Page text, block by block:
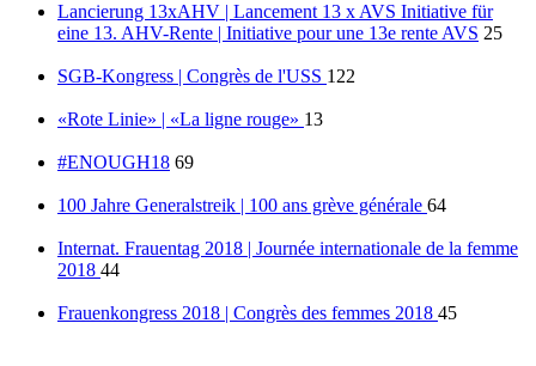
Lancierung 13xAHV | Lancement 13 x AVS Initiative für
eine 13. AHV-Rente | Initiative pour une 13e rente AVS 25
SGB-Kongress | Congrès de l'USS 122
«Rote Linie» | «La ligne rouge» 13
#ENOUGH18 69
100 Jahre Generalstreik | 100 ans grève générale 64
Internat. Frauentag 2018 | Journée internationale de la femme
2018 44
Frauenkongress 2018 | Congrès des femmes 2018 45